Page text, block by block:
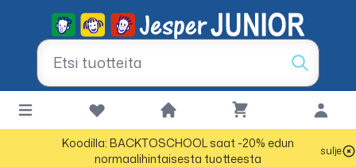
Koodilla: BACKTOSCHOOL saat -20% edun
normaalihintaisesta tuotteesta
sulje